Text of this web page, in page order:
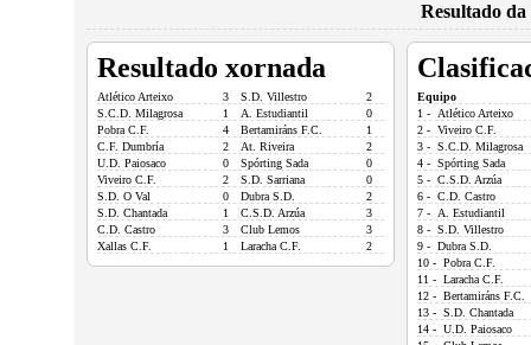
Resultado
Resultado xornada
Atlético Arteixo 3 S.D. Villestro
2
S.C.D. Milagrosa
1 A. Estudiantil
0
Pobra C.F.
4 Bertamiráns F.C.
1
C.F. Dumbría
2 At. Riveira
2
U.D. Paiosaco
0 Spórting Sada
0
Viveiro C.F.
2 S.D. Sarriana
0
S.D. O Val
0 Dubra S.D.
2
S.D. Chantada
1 C.S.D. Arzúa
3
C.D. Castro
3 Club Lemos
3
Xallas C.F.
1 Laracha C.F. 2
Equipo
1 - Atlético Arteixo
2 - Viveiro C.F.
3 - S.C.D. Milagrosa
4 - Spórting Sada
5 - C.S.D. Arzúa
6 - C.D. Castro
7 - A. Estudiantil
8 - S.D. Villestro
9 - Dubra S.D.
10 - Pobra C.F.
11 - Laracha C.F.
12 - Bertamiráns F.C.
13 - S.D. Chantada
14 - U.D. Paiosaco